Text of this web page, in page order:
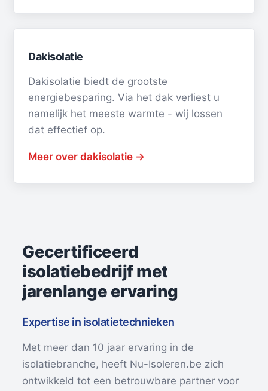
Dakisolatie
Dakisolatie biedt de grootste
energiebesparing. Via het dak verliest u
namelijk het meeste warmte - wij lossen
dat effectief op.
Meer over dakisolatie →
Gecertificeerd
isolatiebedrijf met
jarenlange ervaring
Expertise in isolatietechnieken
Met meer dan 10 jaar ervaring in de
isolatiebranche, heeft Nu-Isoleren.be zich
ontwikkeld tot een betrouwbare partner voor